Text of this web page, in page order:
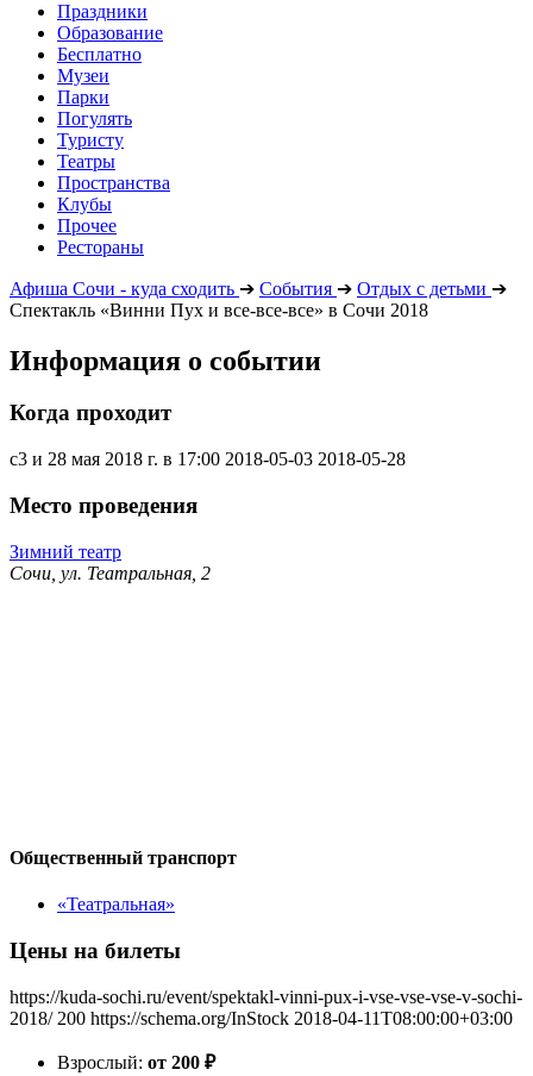
Праздники
Образование
Бесплатно
Музеи
Парки
Погулять
Туристу
Театры
Пространства
Клубы
Прочее
Рестораны
Афиша Сочи - куда сходить ➔ События ➔ Отдых с детьми ➔
Спектакль «Винни Пух и все-все-все» в Сочи 2018
Информация о событии
Когда проходит
с3 и 28 мая 2018 г. в 17:00 2018-05-03 2018-05-28
Место проведения
Зимний театр
Сочи, ул. Театральная, 2
Общественный транспорт
«Театральная»
Цены на билеты
https://kuda-sochi.ru/event/spektakl-vinni-pux-i-vse-vse-vse-v-sochi-
2018/ 200 https://schema.org/InStock 2018-04-11T08:00:00+03:00
Взрослый: от 200 ₽